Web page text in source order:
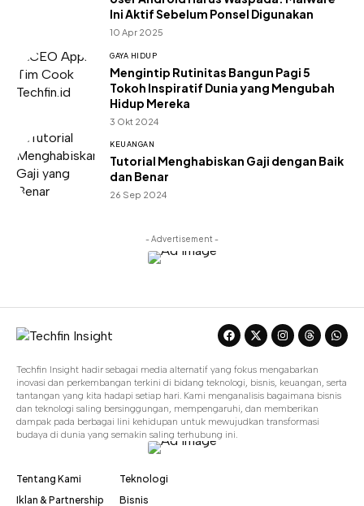
Ini Aktif Sebelum Ponsel Digunakan
10 Apr 2025
GAYA HIDUP
Mengintip Rutinitas Bangun Pagi 5
Tokoh Inspiratif Dunia yang Mengubah
Hidup Mereka
3 Okt 2024
KEUANGAN
Tutorial Menghabiskan Gaji dengan Baik
dan Benar
26 Sep 2024
- Advertisement -
Techfin Insight hadir sebagai media alternatif yang fokus mengabarkan
inovasi dan perkembangan terkini di bidang teknologi, bisnis, keuangan, serta
tantangan yang kita hadapi setiap hari. Kami menganalisis bagaimana bisnis
dan teknologi saling bersinggungan, mempengaruhi, dan memberikan
dampak pada berbagai lini kehidupan untuk mewujudkan transformasi
budaya di dunia yang semakin saling terhubung ini.
Tentang Kami
Iklan & Partnership
Teknologi
Bisnis